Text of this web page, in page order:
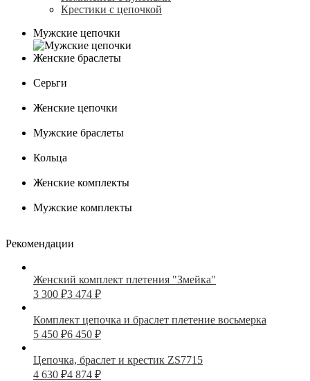
Крестики с цепочкой
Мужские цепочки
Женские браслеты
Серьги
Женские цепочки
Мужские браслеты
Кольца
Женские комплекты
Мужские комплекты
Рекомендации
Женский комплект плетения "Змейка"
3 300 ₽3 474 ₽
Комплект цепочка и браслет плетение восьмерка
5 450 ₽6 450 ₽
Цепочка, браслет и крестик ZS7715
4 630 ₽4 874 ₽